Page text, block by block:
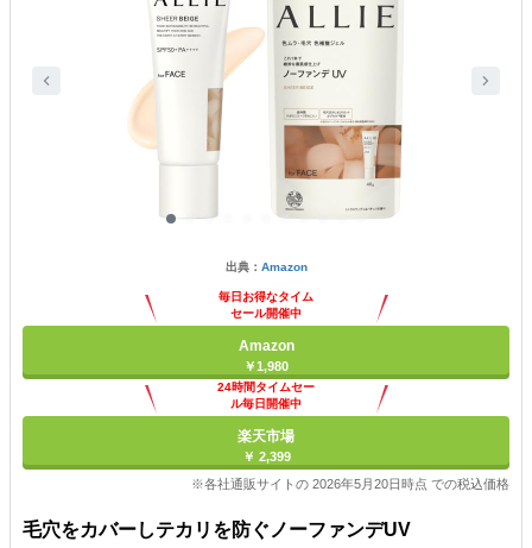
出典： Amazon
毎日お得なタイム
セール開催中
Amazon
￥1,980
24時間タイムセー
ル毎日開催中
楽天市場
￥ 2,399
※各社通販サイトの 2026年5月20日時点 での税込価格
毛穴をカバーしテカリを防ぐノーファンデUV